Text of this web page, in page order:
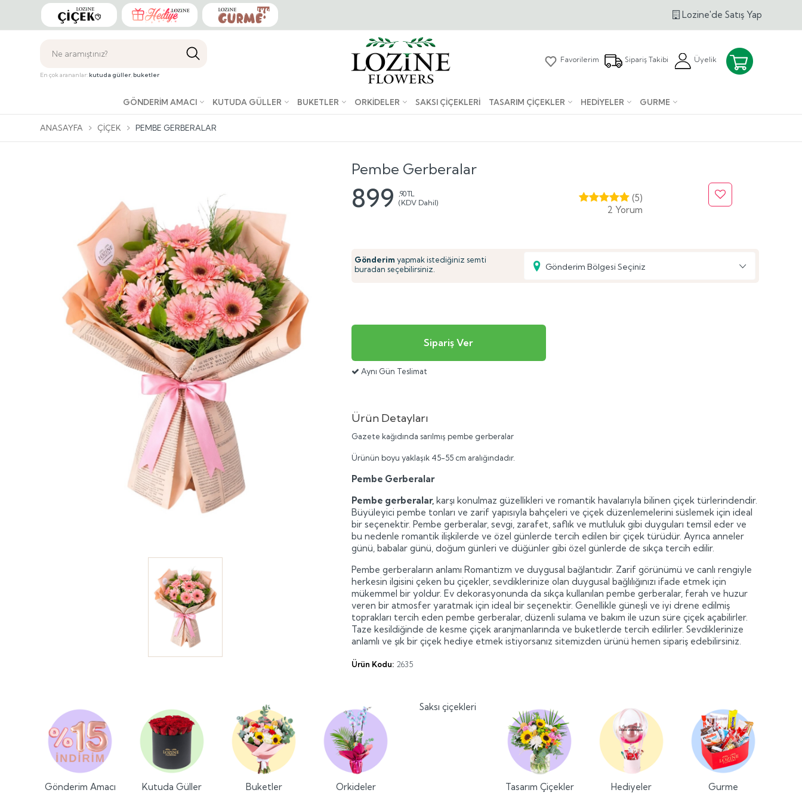
Lozine'de Satış Yap
En çok arananlar: kutuda güller, buketler
Favorilerim Sipariş Takibi Üyelik
GÖNDERIM AMACI KUTUDA GÜLLER BUKETLER ORKIDELER SAKSI ÇIÇEKLERI TASARIM ÇIÇEKLER HEDIYELER GURME
ANASAYFA ÇIÇEK PEMBE GERBERALAR
Pembe Gerberalar
899
,90 TL
(KDV Dahil)
(5)
2 Yorum
Gönderimyapmak istediğiniz semti
buradan seçebilirsiniz.
Gönderim Bölgesi Seçiniz
Aynı Gün Teslimat
Ürün Detayları
Gazete kağıdında sarılmış pembe gerberalar
Ürünün boyu yaklaşık 45-55 cm aralığındadır.
Pembe Gerberalar
Pembe gerberalar, karşı konulmaz güzellikleri ve romantik havalarıyla bilinen çiçek türlerindendir.
Büyüleyici pembe tonları ve zarif yapısıyla bahçeleri ve çiçek düzenlemelerini süslemek için ideal
bir seçenektir. Pembe gerberalar, sevgi, zarafet, saflık ve mutluluk gibi duyguları temsil eder ve
bu nedenle romantik ilişkilerde ve özel günlerde tercih edilen bir çiçek türüdür. Ayrıca anneler
günü, babalar günü, doğum günleri ve düğünler gibi özel günlerde de sıkça tercih edilir.
Pembe gerberaların anlamı Romantizm ve duygusal bağlantıdır. Zarif görünümü ve canlı rengiyle
herkesin ilgisini çeken bu çiçekler, sevdiklerinize olan duygusal bağlılığınızı ifade etmek için
mükemmel bir yoldur. Ev dekorasyonunda da sıkça kullanılan pembe gerberalar, ferah ve huzur
veren bir atmosfer yaratmak için ideal bir seçenektir. Genellikle güneşli ve iyi drene edilmiş
toprakları tercih eden pembe gerberalar, düzenli sulama ve bakım ile uzun süre çiçek açabilirler.
Taze kesildiğinde de kesme çiçek aranjmanlarında ve buketlerde tercih edilirler. Sevdiklerinize
anlamlı ve şık bir çiçek hediye etmek istiyorsanız sitemizden ürünü hemen sipariş edebilirsiniz.
Ürün Kodu: 2635
Gönderim Amacı Kutuda Güller Buketler Orkideler
Saksı çiçekleri
Tasarım Çiçekler Hediyeler Gurme